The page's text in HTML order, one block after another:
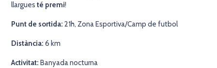
llargues té premi!
Punt de sortida: 21h, Zona Esportiva/Camp de futbol
Distància: 6 km
Activitat: Banyada nocturna